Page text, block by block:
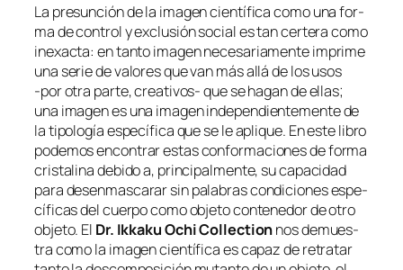
La pre­sun­ción de la ima­gen cien­tí­fi­ca co­mo una for­
ma de con­trol y ex­clu­sión so­cial es tan cer­te­ra co­mo
in­exac­ta: en tan­to ima­gen ne­ce­sa­ria­men­te im­pri­me
una se­rie de va­lo­res que van más allá de los usos
‑por otra par­te, creativos- que se ha­gan de ellas;
una ima­gen es una ima­gen in­de­pen­dien­te­men­te de
la ti­po­lo­gía es­pe­cí­fi­ca que se le apli­que. En es­te li­bro
po­de­mos en­con­trar es­tas con­for­ma­cio­nes de for­ma
cris­ta­li­na de­bi­do a, prin­ci­pal­men­te, su ca­pa­ci­dad
pa­ra des­en­mas­ca­rar sin pa­la­bras con­di­cio­nes es­pe­
cí­fi­cas del cuer­po co­mo ob­je­to con­te­ne­dor de otro
ob­je­to. El Dr. Ikkaku Ochi Collectionnos de­mues­
tra co­mo la ima­gen cien­tí­fi­ca es ca­paz de re­tra­tar